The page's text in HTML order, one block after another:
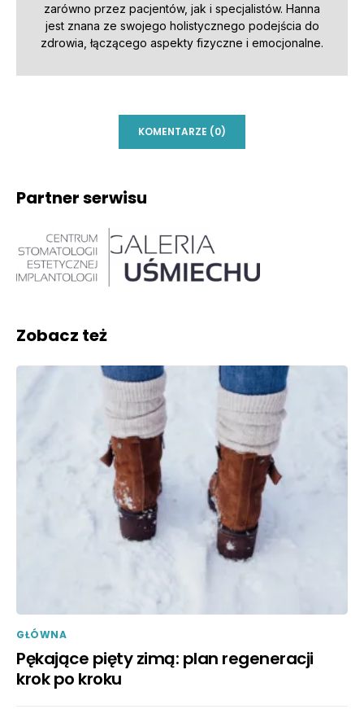
zarówno przez pacjentów, jak i specjalistów. Hanna
jest znana ze swojego holistycznego podejścia do
zdrowia, łączącego aspekty fizyczne i emocjonalne.
KOMENTARZE (0)
Partner serwisu
Zobacz też
GŁÓWNA
Pękające pięty zimą: plan regeneracji
krok po kroku